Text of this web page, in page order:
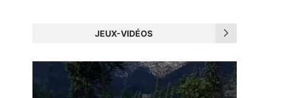
JEUX-VIDÉOS